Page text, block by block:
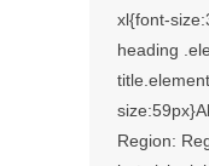
xl{font-
heading
Region: